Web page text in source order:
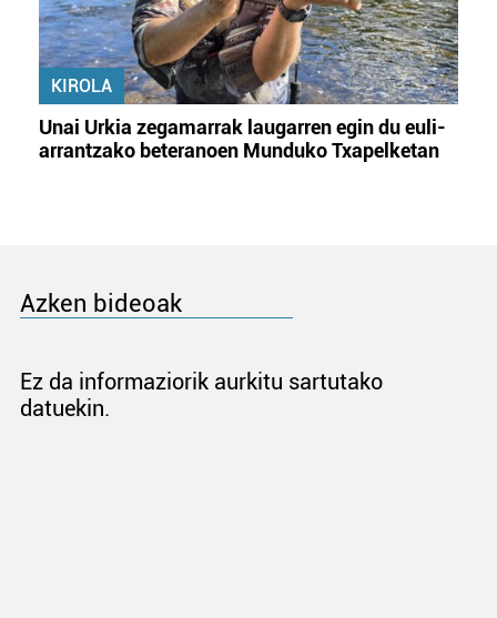
KIROLA
Unai Urkia zegamarrak laugarren egin du euli-
arrantzako beteranoen Munduko Txapelketan
Azken bideoak
Ez da informaziorik aurkitu sartutako
datuekin.